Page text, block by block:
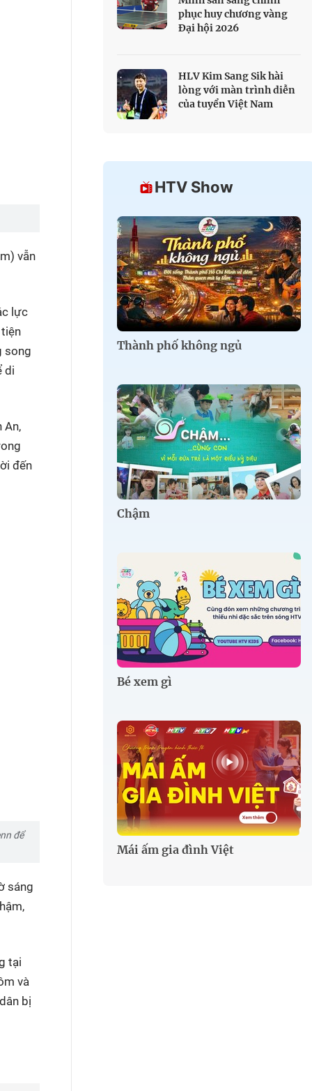
vẫn
lực
song
di
An,
đến
để
sáng
tại
và
bị
phục huy chương vàng
Đại hội 2026
HLV Kim Sang Sik hài
lòng với màn trình diễn
của tuyển Việt Nam
HTV Show
Thành phố không ngủ
Chậm
Bé xem gì
Mái ấm gia đình Việt